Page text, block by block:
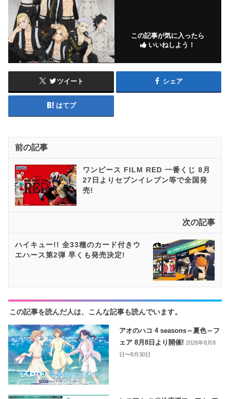
この記事が気に入ったら
いいねしよう！
ツイート シェア
はてブ
前の記事
ワンピース FILM RED 一番くじ 8月
27日よりセブンイレブン等で全国発
売!
次の記事
ハイキュー!! 全33種のカード付きウ
エハース第2弾 早くも発売決定!
この記事を読んだ人は、こんな記事も読んでいます。
アオのハコ 4 seasons～夏色～フ
ェア 8月8日より開催!2026年8月8
日〜8月30日